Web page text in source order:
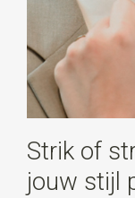
Strik of
jouw stijl